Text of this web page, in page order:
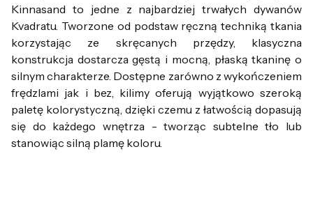
Kinnasand to jedne z najbardziej trwałych dywanów
Kvadratu. Tworzone od podstaw ręczną techniką tkania
korzystając ze skręcanych przędzy, klasyczna
konstrukcja dostarcza gęstą i mocną, płaską tkaninę o
silnym charakterze. Dostępne zarówno z wykończeniem
frędzlami jak i bez, kilimy oferują wyjątkowo szeroką
paletę kolorystyczną, dzięki czemu z łatwością dopasują
się do każdego wnętrza - tworząc subtelne tło lub
stanowiąc silną plamę koloru.